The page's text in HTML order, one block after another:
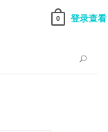
0 登录查看